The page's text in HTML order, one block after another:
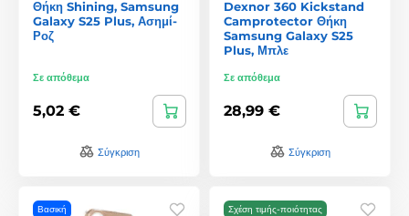
Θήκη Shining, Samsung
Galaxy S25 Plus, Ασημί-
Ροζ
Σε απόθεμα
5,02 €
Σύγκριση
Dexnor 360 Kickstand
Camprotector Θήκη
Samsung Galaxy S25
Plus, Μπλε
Σε απόθεμα
28,99 €
Σύγκριση
Βασική Σχέση τιμής-ποιότητας